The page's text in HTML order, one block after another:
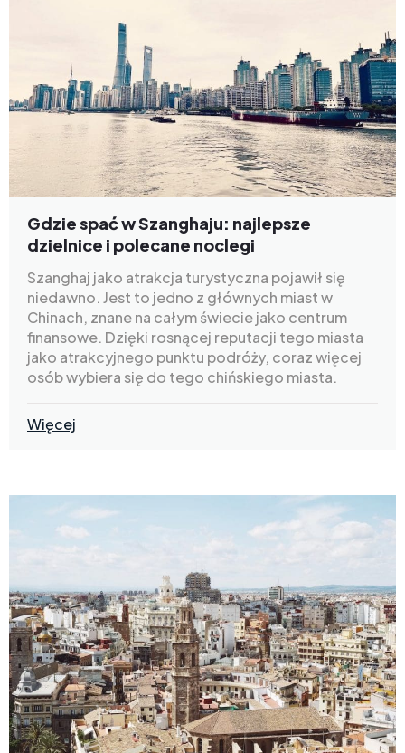
Gdzie spać w Szanghaju: najlepsze
dzielnice i polecane noclegi
Szanghaj jako atrakcja turystyczna pojawił się
niedawno. Jest to jedno z głównych miast w
Chinach, znane na całym świecie jako centrum
finansowe. Dzięki rosnącej reputacji tego miasta
jako atrakcyjnego punktu podróży, coraz więcej
osób wybiera się do tego chińskiego miasta.
Więcej